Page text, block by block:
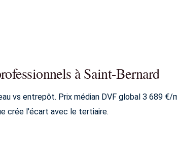
à Saint-Bernard
vs entrepôt. Prix médian DVF global 3 689 €/
crée l'écart avec le tertiaire.